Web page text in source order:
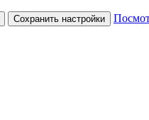
Сохранить настройки